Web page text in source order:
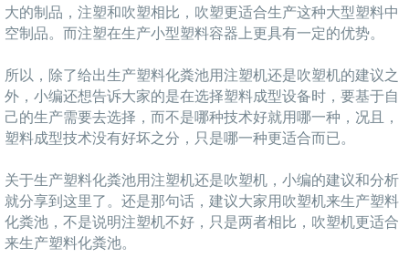
大的制品，注塑和吹塑相比，吹塑更适合生产这种大型塑料中
空制品。而注塑在生产小型塑料容器上更具有一定的优势。
所以，除了给出生产塑料化粪池用注塑机还是吹塑机的建议之
外，小编还想告诉大家的是在选择塑料成型设备时，要基于自
己的生产需要去选择，而不是哪种技术好就用哪一种，况且，
塑料成型技术没有好坏之分，只是哪一种更适合而已。
关于生产塑料化粪池用注塑机还是吹塑机，小编的建议和分析
就分享到这里了。还是那句话，建议大家用吹塑机来生产塑料
化粪池，不是说明注塑机不好，只是两者相比，吹塑机更适合
来生产塑料化粪池。